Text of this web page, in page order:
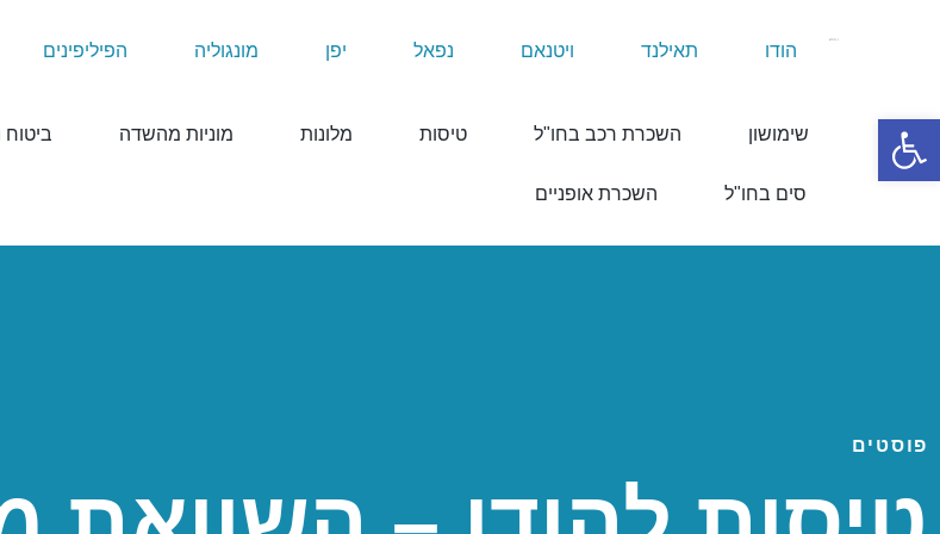
פתח סרגל נגישות
הודו תאילנד ויטנאם נפאל יפן מונגוליה הפיליפינים
שימושון השכרת רכב בחו"ל טיסות מלונות מוניות מהשדה ביטוח
סים בחו"ל השכרת אופניים
פוסטים